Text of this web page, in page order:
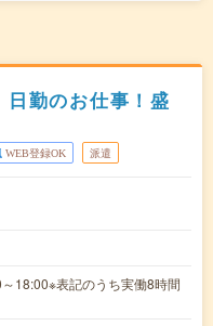
勤のお仕事！盛
WEB登録OK 派遣
18:00※表記のうち実働8時間